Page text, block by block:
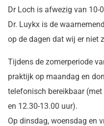
Dr Loch is afwezig van 10-
Dr. Luykx is de
op de dagen dat wij er niet
Tijdens de zomerperiode
praktijk op maandag en
telefonisch bereikbaar
en 12.30-13.00 uur).
Op dinsdag, woensdag en